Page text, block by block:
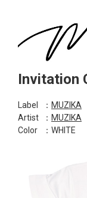
Invitation
Label ： MUZIKA
Artist
： MUZIKA
Color
：WHITE